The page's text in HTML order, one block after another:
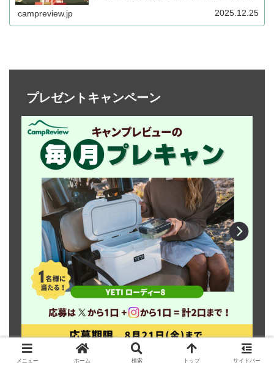
campreview.jp 2025.12.25
プレゼントキャンペーン
メニュー ホーム 検索 トップ サイドバー